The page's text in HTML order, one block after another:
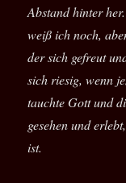
Abstand hinter
weiß ich noch,
der sich gefreut
sich riesig, wenn
tauchte Gott und
gesehen und
ist.